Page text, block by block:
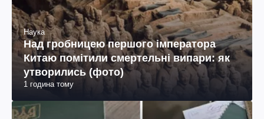
Наука
Над гробницею першого імператора
Китаю помітили смертельні випари: як
утворились (фото)
1 година тому